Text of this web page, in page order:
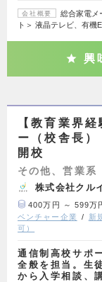
会社概要
総合家電メ
ト＞ 液晶テレビ、有機
興
【教育業界
ー（校舎長
開校
その他、営業系
株式会社クル
400万円 ～ 599万
ベンチャー企業
新
可）
通信制高校サポ
全般を担当。生
から入学相談、